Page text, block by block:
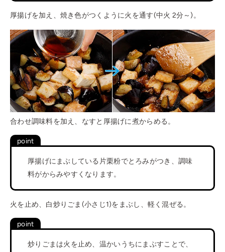
厚揚げを加え、焼き色がつくように火を通す(中火 2分～)。
合わせ調味料を加え、なすと厚揚げに煮からめる。
厚揚げにまぶしている片栗粉でとろみがつき、調味
料がからみやすくなります。
火を止め、白炒りごま(小さじ1)をまぶし、軽く混ぜる。
炒りごまは火を止め、温かいうちにまぶすことで、